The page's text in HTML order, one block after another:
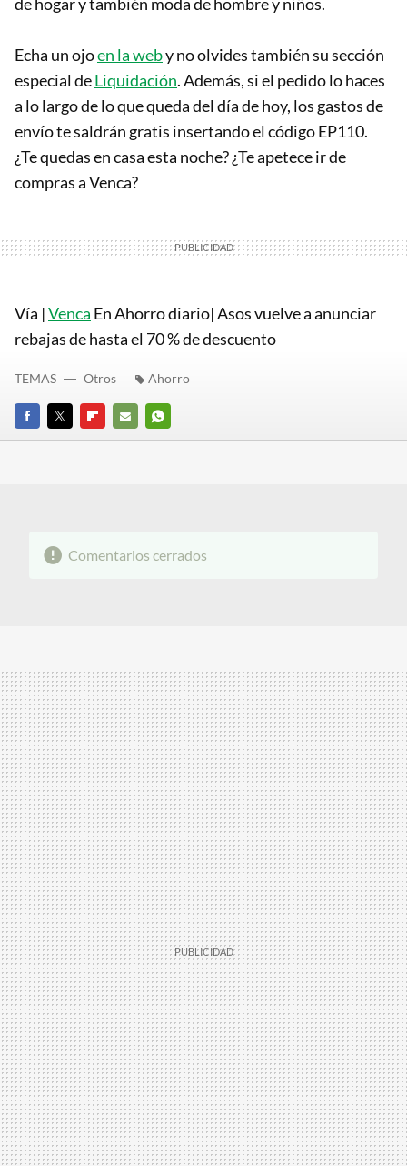
Echa un ojoen la weby no olvides también su sección
especial deLiquidación. Además, si el pedido lo haces
a lo largo de lo que queda del día de hoy, los gastos de
envío te saldrán gratis insertando el código EP110.
¿Te quedas en casa esta noche? ¿Te apetece ir de
compras a Venca?
Vía |Venca En Ahorro diario| Asos vuelve a anunciar
rebajas de hasta el 70 % de descuento
FACEBOOK
TWITTERFLIPBOARD
E-
WHATSAPP
TEMAS Otros Ahorro
Comentarios cerrados